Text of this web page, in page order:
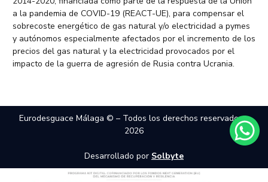
a la pandemia de COVID-19 (REACT-UE), para compensar el
sobrecoste energético de gas natural y/o electricidad a pymes
y autónomos especialmente afectados por el incremento de los
precios del gas natural y la electricidad provocados por el
impacto de la guerra de agresión de Rusia contra Ucrania.
Eurodesguace Málaga © – Todos los derechos reservados –
2026
Desarrollado por Solbyte